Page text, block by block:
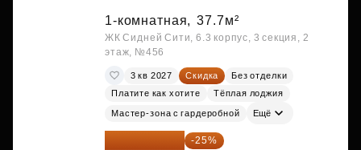
1-комнатная, 37.7м²
ЖК Сидней Сити, 6.3 корпус, 3 секция, 2
этаж, №456
3 кв 2027 Скидка
Без отделки
Платите как хотите
Тёплая лоджия
Мастер-зона с гардеробной Ещё
24 791 520 ₽ -25%